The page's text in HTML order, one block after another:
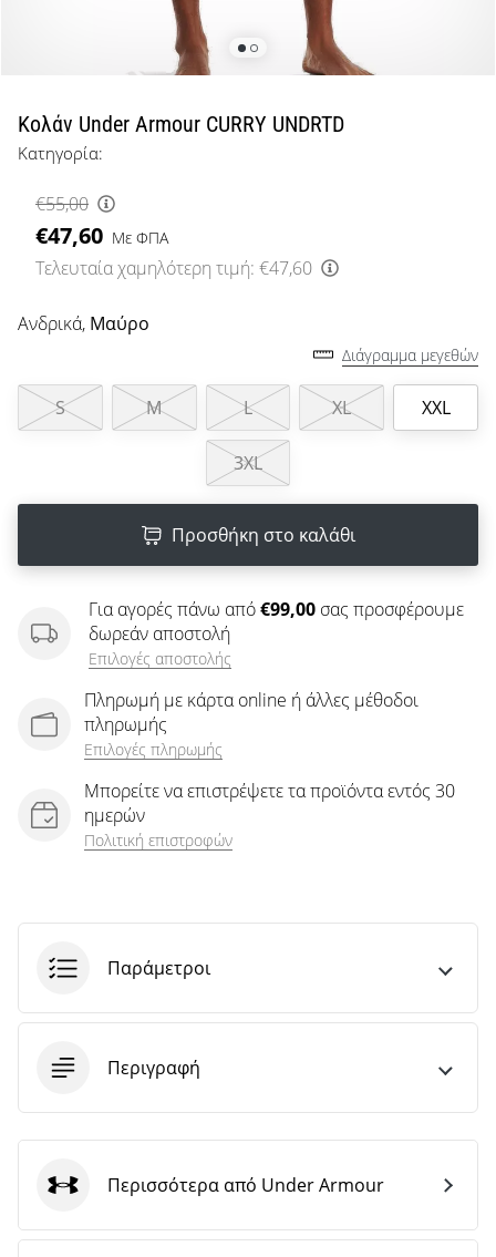
μπάσκετ
όπως
εμείς;
μαζί
μας
ως
πρεσβευτής
μάρκας
άρθρων
Κολάν Under Armour CURRY UNDRTD
Κατηγορία:
€55,00
€47,60 Με ΦΠΑ
Τελευταία χαμηλότερη τιμή: €47,60
Ανδρικά, Μαύρο
Διάγραμμα μεγεθών
S M L XL XXL
3XL
Προσθήκη στο καλάθι
Για αγορές πάνω από€99,00 σας προσφέρουμε
δωρεάν αποστολή
Επιλογές αποστολής
Πληρωμή με κάρτα online ή άλλες μέθοδοι
πληρωμής
Επιλογές πληρωμής
Μπορείτε να επιστρέψετε τα προϊόντα εντός 30
ημερών
Πολιτική επιστροφών
Παράμετροι
Περιγραφή
Under Armour
Περισσότερα από Under Armour